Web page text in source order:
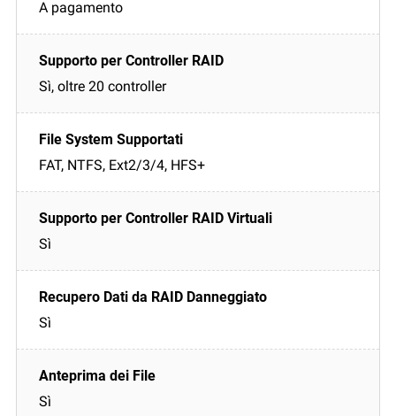
A pagamento
Sì, oltre 20 controller
FAT, NTFS, Ext2/3/4, HFS+
Sì
Sì
Sì